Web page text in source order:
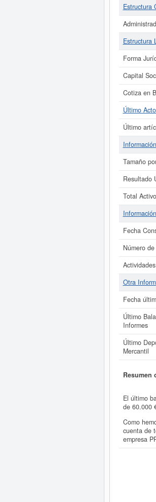
Estructura
Estructura
Forma
Capital
Cotiza en
Último
Último
Tamaño
Resultado
Total Activo
Fecha
Número
Otra
Fecha
Último
Informes
Último
Mercantil
Resumen
El último
de 60.000
Como
cuenta de
empresa